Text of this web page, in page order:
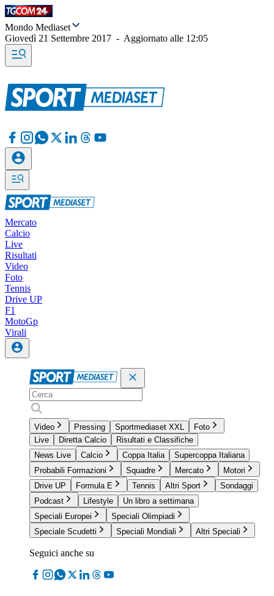
Mondo Mediaset
Giovedì 21 Settembre 2017 - Aggiornato alle 12:05
Mercato
Calcio
Live
Risultati
Video
Foto
Tennis
Drive UP
F1
MotoGp
Virali
Video Pressing Sportmediaset XXL
Foto
Live
Diretta Calcio
Risultati e Classifiche
News Live
Calcio Coppa Italia
Supercoppa Italiana
Probabili Formazioni
Squadre Mercato
Motori
Drive UP
Formula E Tennis Altri Sport
Sondaggi
Podcast
Lifestyle
Un libro a settimana
Speciali Europei
Speciali Olimpiadi
Speciale Scudetti
Speciali Mondiali Altri Speciali
Seguici anche su